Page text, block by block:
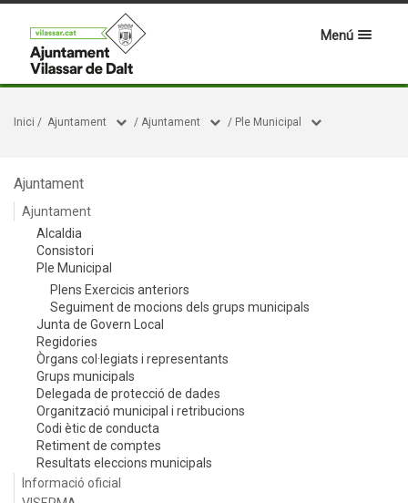
Menú
Inici / Ajuntament / Ajuntament / Ple Municipal
Ajuntament
Ajuntament
Alcaldia
Consistori
Ple Municipal
Plens Exercicis anteriors
Seguiment de mocions dels grups municipals
Junta de Govern Local
Regidories
Òrgans col·legiats i representants
Grups municipals
Delegada de protecció de dades
Organització municipal i retribucions
Codi ètic de conducta
Retiment de comptes
Resultats eleccions municipals
Informació oficial